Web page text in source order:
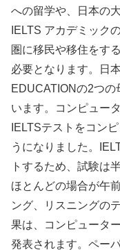
への留学や、日本の
IELTS アカデミック
圏に移民や移住をす
必要となります。日
EDUCATIONの2つの
います。コンピュー
IELTSテストをコン
うになりました。
トするため、試験は
ほとんどの場合が午
ング、リスニングの
果は、コンピュータ
発表されます。ペー